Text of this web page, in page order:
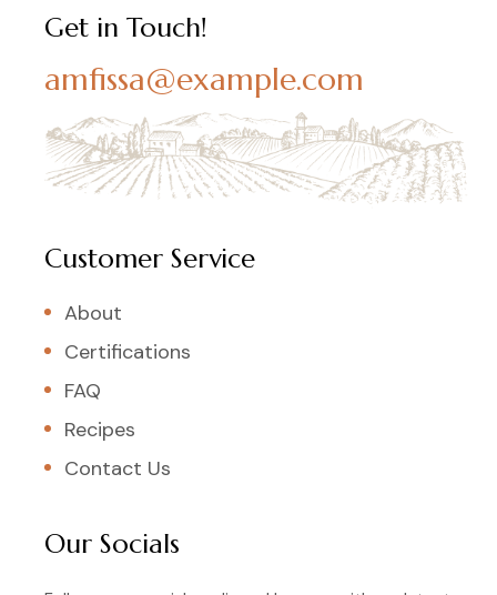
Get in Touch!
amfissa@example.com
Customer Service
About
Certifications
FAQ
Recipes
Contact Us
Our Socials